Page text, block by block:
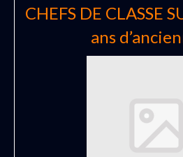
CHEFS DE CLASSE
ans